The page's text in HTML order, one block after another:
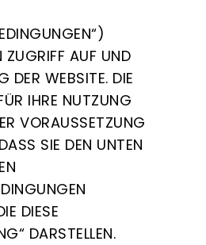
ZUGRIFF AUF UND
DER WEBSITE. DIE
IHRE NUTZUNG
VORAUSSETZUNG
SIE DEN UNTEN
DIESE
DARSTELLEN.